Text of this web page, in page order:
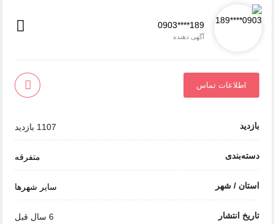
0903****189
آگهی دهنده
اطلاعات تماس
بازدید 1107 بازدید
دسته‌بندی متفرقه
استان / شهر سایر شهرها
تاریخ انتشار 6 سال قبل